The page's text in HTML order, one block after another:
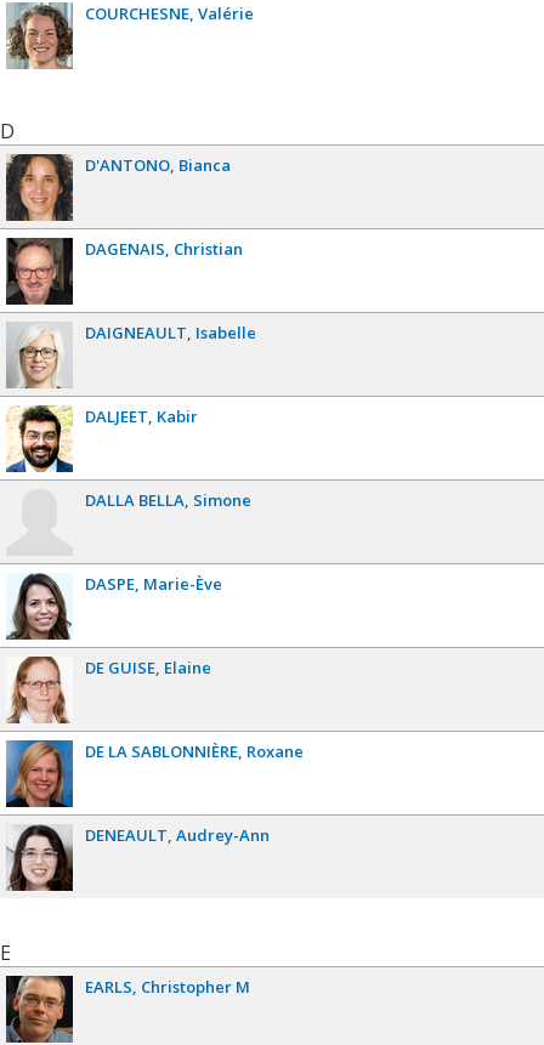
COURCHESNE Valérie
D
D'ANTONO Bianca
DAGENAIS Christian
DAIGNEAULT Isabelle
DALJEET Kabir
DALLA BELLA Simone
DASPE Marie-Ève
DE GUISE Elaine
DE LA SABLONNIÈRE Roxane
DENEAULT Audrey-Ann
E
EARLS Christopher M